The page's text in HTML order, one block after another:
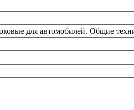
для автомобилей. Общие